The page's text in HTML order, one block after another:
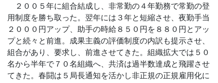
２００５年に組合結成し、非常勤の４年勤務で常勤の登
用制度を勝ち取った。翌年には３年と短縮させ、夜勤手当
２０００円アップ、助手の時給８５０円を８８０円とアッ
プと続々と前進。成果主義の評価制度の内訳も提示させ、
組合があり、要求し、前進させてきた。組織拡大では５０
名から半年で７０名組織へ、共済は過半数達成と飛躍させ
てきた。春闘は５局長通知を活かし非正規の正規雇用化に